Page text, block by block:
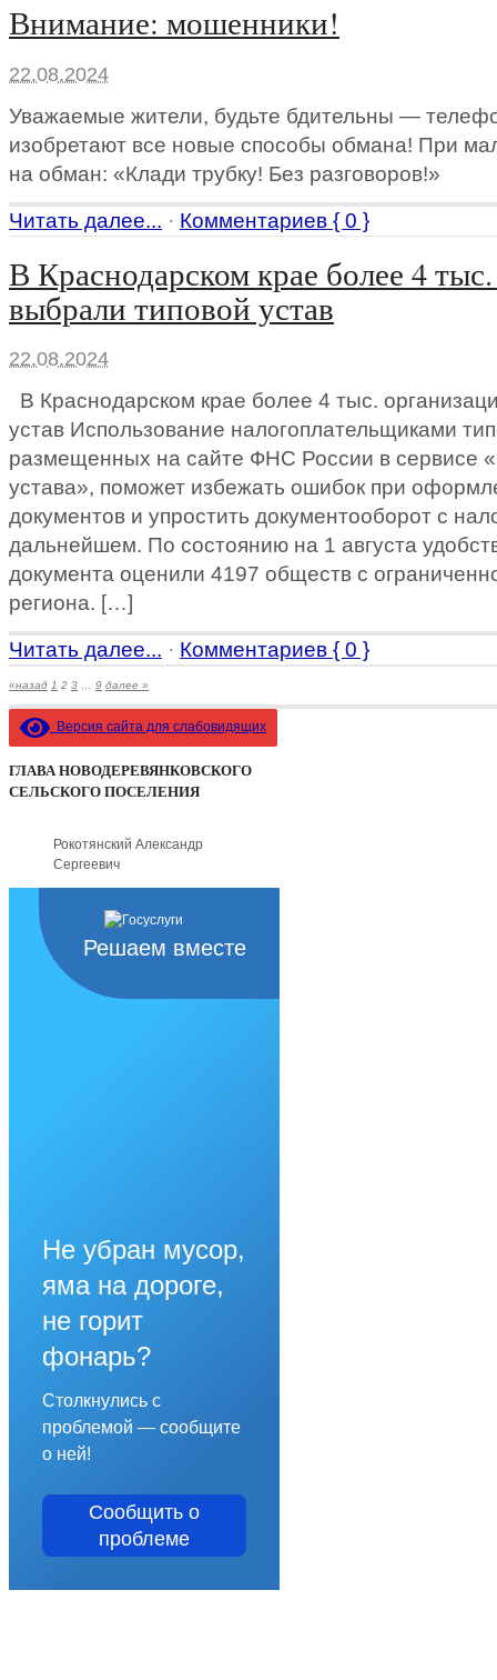
Внимание: мошенники!
22.08.2024
Уважаемые жители, будьте бдительны —
изобретают все новые способы обмана! При
на обман: «Клади трубку! Без разговоров!»
Читать далее... · Комментариев { 0 }
В Краснодарском крае более 4
выбрали типовой устав
22.08.2024
В Краснодарском крае более 4 тыс.
устав Использование налогоплательщиками
размещенных на сайте ФНС России в сервисе
устава», поможет избежать ошибок при
документов и упростить документооборот с
дальнейшем. По состоянию на 1 августа
документа оценили 4197 обществ с
региона. […]
Читать далее... · Комментариев { 0 }
«назад 1 2 3 9 далее »
Версия сайта для слабовидящих
ГЛАВА НОВОДЕРЕВЯНКОВСКОГО
СЕЛЬСКОГО ПОСЕЛЕНИЯ
Рокотянский Александр
Сергеевич
Решаем вместе
Не убран мусор,
яма на дороге,
не горит
фонарь?
Столкнулись с
проблемой — сообщите
о ней!
Сообщить о
проблеме